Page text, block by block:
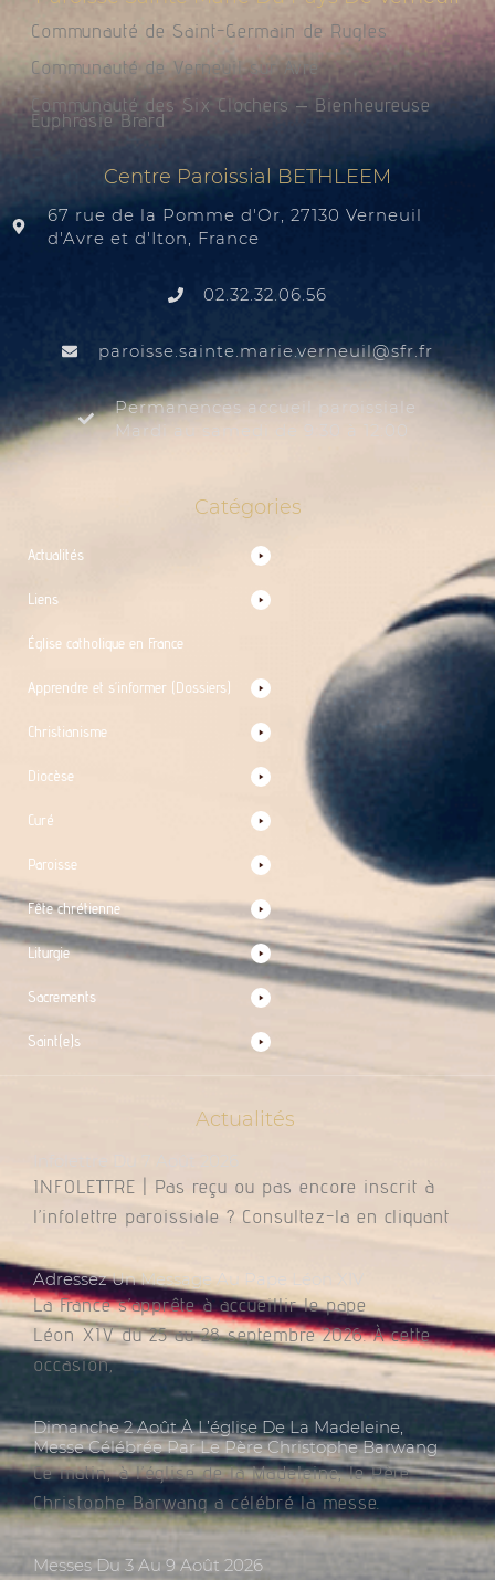
Communauté de Saint-Germain de Rugles
Communauté de Verneuil sur Avre
Communauté des Six Clochers – Bienheureuse
Euphrasie Brard
Centre Paroissial BETHLEEM
67 rue de la Pomme d'Or, 27130 Verneuil
d'Avre et d'Iton, France
02.32.32.06.56
rf.rfs
@liuenrev.eiram.etnias.essiorap
Permanences accueil paroissiale
Mardi au samedi de 9:30 à 12:00
Catégories
Actualités
Liens
Église catholique en France
Apprendre et s’informer (Dossiers)
Christianisme
Diocèse
Curé
Paroisse
Fête chrétienne
Liturgie
Sacrements
Saint(e)s
Actualités
INFOLETTRE | Pas reçu ou pas encore inscrit à
l’infolettre paroissiale ? Consultez-la en cliquant
Adressez Un Message Au Pape Léon XIV
La France s’apprête à accueillir le pape
Léon XIV du 25 au 28 septembre 2026. À cette
occasion,
Dimanche 2 Août À L’église De La Madeleine,
Messe Célébrée Par Le Père Christophe Barwang
Ce matin, à l’église de la Madeleine, le Père
Christophe Barwang a célébré la messe.
Messes Du 3 Au 9 Août 2026